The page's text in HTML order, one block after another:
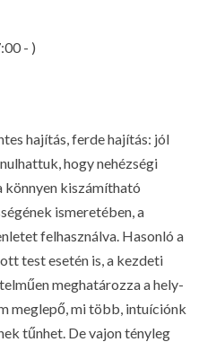
- )
hajítás, ferde hajítás: jól
hogy nehézségi
könnyen kiszámítható
ismeretében, a
felhasználva. Hasonló a
test esetén is, a kezdeti
meghatározza a hely-
meglepő, mi több, intuíciónk
tűnhet. De vajon tényleg